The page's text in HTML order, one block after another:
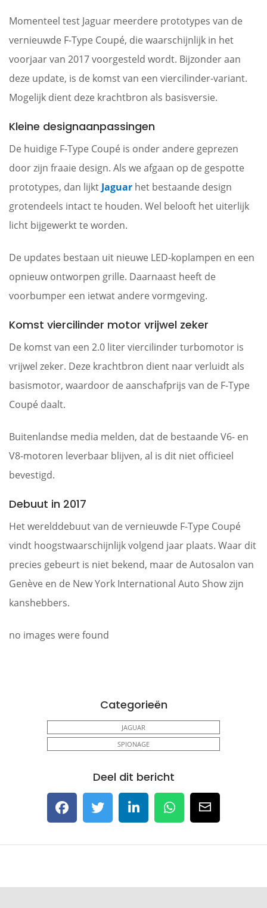
Momenteel test Jaguar meerdere prototypes van de
vernieuwde F-Type Coupé, die waarschijnlijk in het
voorjaar van 2017 voorgesteld wordt. Bijzonder aan
deze update, is de komst van een viercilinder-variant.
Mogelijk dient deze krachtbron als basisversie.
Kleine designaanpassingen
De huidige F-Type Coupé is onder andere geprezen
door zijn fraaie design. Als we afgaan op de gespotte
prototypes, dan lijkt Jaguar het bestaande design
grotendeels intact te houden. Wel belooft het uiterlijk
licht bijgewerkt te worden.
De updates bestaan uit nieuwe LED-koplampen en een
opnieuw ontworpen grille. Daarnaast heeft de
voorbumper een ietwat andere vormgeving.
Komst viercilinder motor vrijwel zeker
De komst van een 2.0 liter viercilinder turbomotor is
vrijwel zeker. Deze krachtbron dient naar verluidt als
basismotor, waardoor de aanschafprijs van de F-Type
Coupé daalt.
Buitenlandse media melden, dat de bestaande V6- en
V8-motoren leverbaar blijven, al is dit niet officieel
bevestigd.
Debuut in 2017
Het werelddebuut van de vernieuwde F-Type Coupé
vindt hoogstwaarschijnlijk volgend jaar plaats. Waar dit
precies gebeurt is niet bekend, maar de Autosalon van
Genève en de New York International Auto Show zijn
kanshebbers.
no images were found
Categorieën
JAGUAR
SPIONAGE
Deel dit bericht